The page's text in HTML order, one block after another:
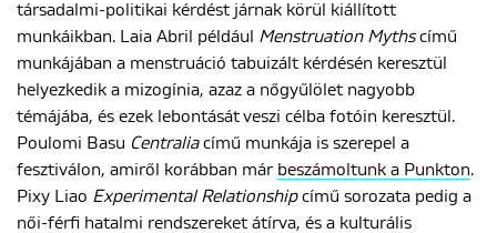
társadalmi-politikai kérdést járnak körül kiállított
munkáikban. Laia Abril például Menstruation Mythscímű
munkájában a menstruáció tabuizált kérdésén keresztül
helyezkedik a mizogínia, azaz a nőgyűlölet nagyobb
témájába, és ezek lebontását veszi célba fotóin keresztül.
Poulomi Basu Centraliacímű munkája is szerepel a
fesztiválon, amiről korábban már beszámoltunk a Punkton.
Pixy Liao Experimental Relationshipcímű sorozata pedig a
női-férfi hatalmi rendszereket átírva, és a kulturális